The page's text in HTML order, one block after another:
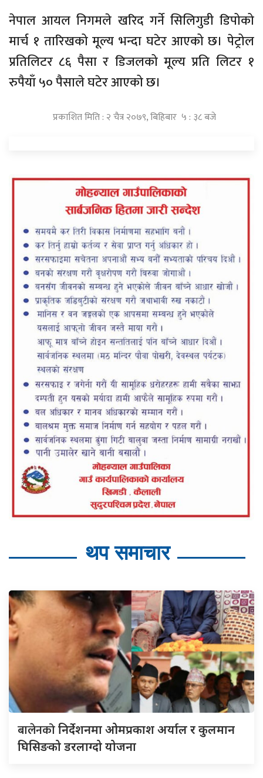
नेपाल आयल निगमले खरिद गर्ने सिलिगुडी डिपोको
मार्च १ तारिखको मूल्य भन्दा घटेर आएको छ। पेट्रोल
प्रतिलिटर ८६ पैसा‌ र डिजलको मूल्य प्रति लिटर १
रुपैयाँ ५० पैसाले घटेर आएको छ।
प्रकाशित मिति : २ चैत्र २०७९, बिहिबार ५ : ३८ बजे
थप समाचार
बालेनकोनिर्देशनमा ओमप्रकाश अर्याल र कुलमान
घिसिङको डरलाग्दो योजना